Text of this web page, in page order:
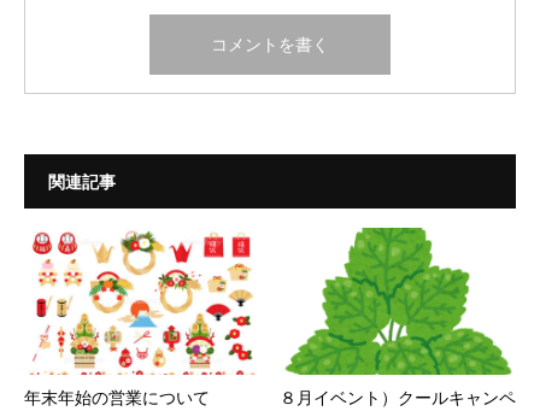
関連記事
年末年始の営業について
８月イベント）クールキャンペ